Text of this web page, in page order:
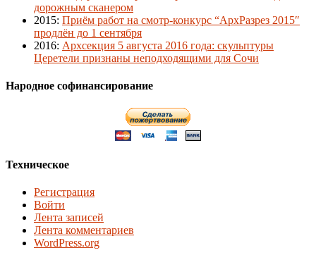
дорожным сканером
2015: Приём работ на смотр-конкурс “АрхРазрез 2015″
продлён до 1 сентября
2016: Архсекция 5 августа 2016 года: скульптуры
Церетели признаны неподходящими для Сочи
Народное софинансирование
Техническое
Регистрация
Войти
Лента записей
Лента комментариев
WordPress.org